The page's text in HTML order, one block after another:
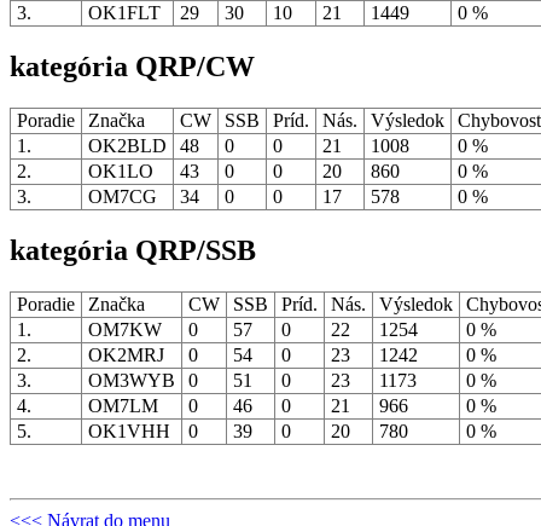
3.
OK1FLT 29 30 10 21 1449 0 %
kategória QRP/CW
Poradie Značka CW SSB Príd. Nás. Výsledok
1.
OK2BLD 48 0 0 21 1008
0 %
2.
OK1LO 43 0 0 20 860
0 %
3.
OM7CG 34 0 0 17 578 0 %
kategória QRP/SSB
Poradie Značka CW SSB Príd. Nás. Výsledok
1.
OM7KW 0 57 0 22 1254
0 %
2.
OK2MRJ 0 54 0 23 1242
0 %
3.
OM3WYB 0 51 0 23 1173
0 %
4.
OM7LM 0 46 0 21 966
0 %
5.
OK1VHH 0 39 0 20 780 0 %
<<< Návrat do menu